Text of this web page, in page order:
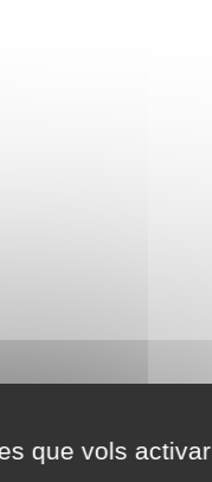
que vols activar